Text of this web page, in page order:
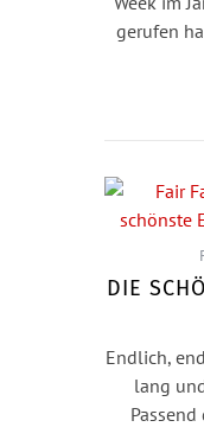
gerufen
DIE
Endlich,
lang